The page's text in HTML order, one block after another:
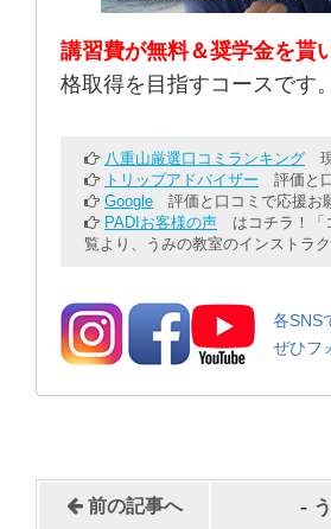
講習費が無料＆奨学金を貰
格取得を目指すコースです
八重山厳選口コミランキング
トリップアドバイザー 評価と
Google 評価と口コミで応援お
PADIお客様の声 はコチラ！「
覧より、うみの教室のインストラ
各SNS
ぜひフ
前の記事へ -